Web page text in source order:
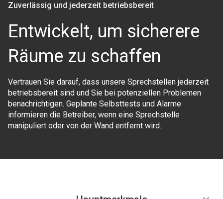
Zuverlässig und jederzeit betriebsbereit
Entwickelt, um sicherere
Räume zu schaffen
Vertrauen Sie darauf, dass unsere Sprechstellen jederzeit
betriebsbereit sind und Sie bei potenziellen Problemen
benachrichtigen. Geplante Selbsttests und Alarme
informieren die Betreiber, wenn eine Sprechstelle
manipuliert oder von der Wand entfernt wird.